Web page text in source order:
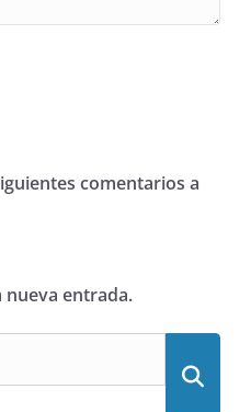
comentarios a
nueva entrada.